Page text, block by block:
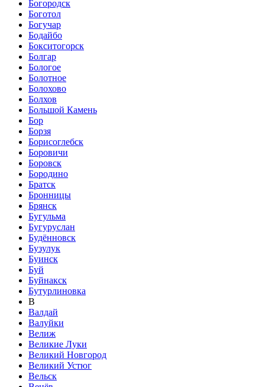
Богородск
Боготол
Богучар
Бодайбо
Бокситогорск
Болгар
Бологое
Болотное
Болохово
Болхов
Большой Камень
Бор
Борзя
Борисоглебск
Боровичи
Боровск
Бородино
Братск
Бронницы
Брянск
Бугульма
Бугуруслан
Будённовск
Бузулук
Буинск
Буй
Буйнакск
Бутурлиновка
В
Валдай
Валуйки
Велиж
Великие Луки
Великий Новгород
Великий Устюг
Вельск